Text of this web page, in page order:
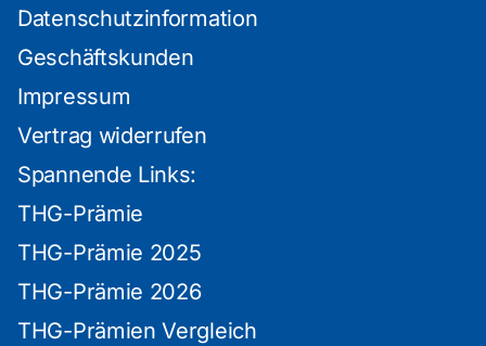
Datenschutzinformation
Geschäftskunden
Impressum
Vertrag widerrufen
Spannende Links:
THG-Prämie
THG-Prämie 2025
THG-Prämie 2026
THG-Prämien Vergleich